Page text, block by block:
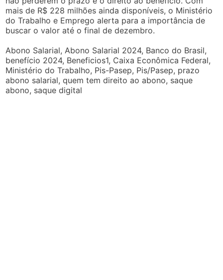
mais de R$ 228 milhões ainda disponíveis, o Ministério
do Trabalho e Emprego alerta para a importância de
buscar o valor até o final de dezembro.
Abono Salarial, Abono Salarial 2024, Banco do Brasil,
benefício 2024, Beneficios1, Caixa Econômica Federal,
Ministério do Trabalho, Pis-Pasep, Pis/Pasep, prazo
abono salarial, quem tem direito ao abono, saque
abono, saque digital